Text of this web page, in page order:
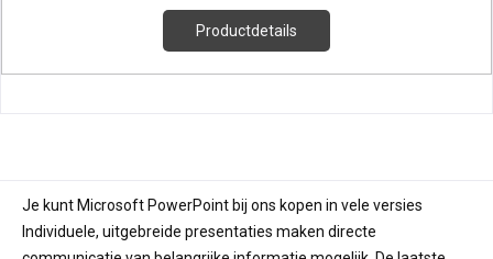
Productdetails
Je kunt Microsoft PowerPoint bij ons kopen in vele versies
Individuele, uitgebreide presentaties maken directe